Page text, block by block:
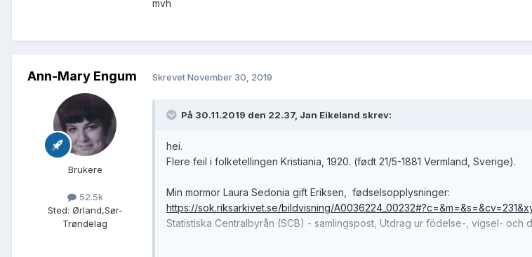
mvh
Ann-Mary Engum
Brukere
52.5k
Sted: Ørland,Sør-
Trøndelag
SkrevetNovember 30, 2019
På 30.11.2019 den 22.37, Jan Eikeland skrev:
hei.
Flere feil i folketellingen Kristiania, 1920. (født 21/5-1881 Vermland, Sverige).
Min mormor Laura Sedonia gift Eriksen, fødselsopplysninger:
https://sok.riksarkivet.se/bildvisning/
Statistiska Centralbyrån (SCB) - samlingspost, Utdrag ur födelse-, vigsel- och